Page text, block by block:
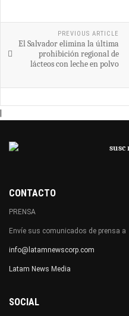
PREVIOUS ARTICLE
El Salvador elimina la última
prohibición regional de
lácteos con leche en polvo
CONTACTO
PRENSA
Envíe sus comunicados de prensa a
info@latamnewscorp.com
Latam News Media
SOCIAL